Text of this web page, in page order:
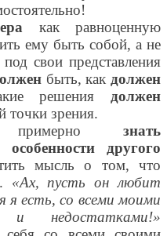
как равноценную
ему быть собой, а не
свои представления
быть, какдолжен
решения должен
точки зрения.
знать
особенности другого
мысль о том, что
«Ах, пусть он любит
я есть, со всеми моими
и недостатками!»